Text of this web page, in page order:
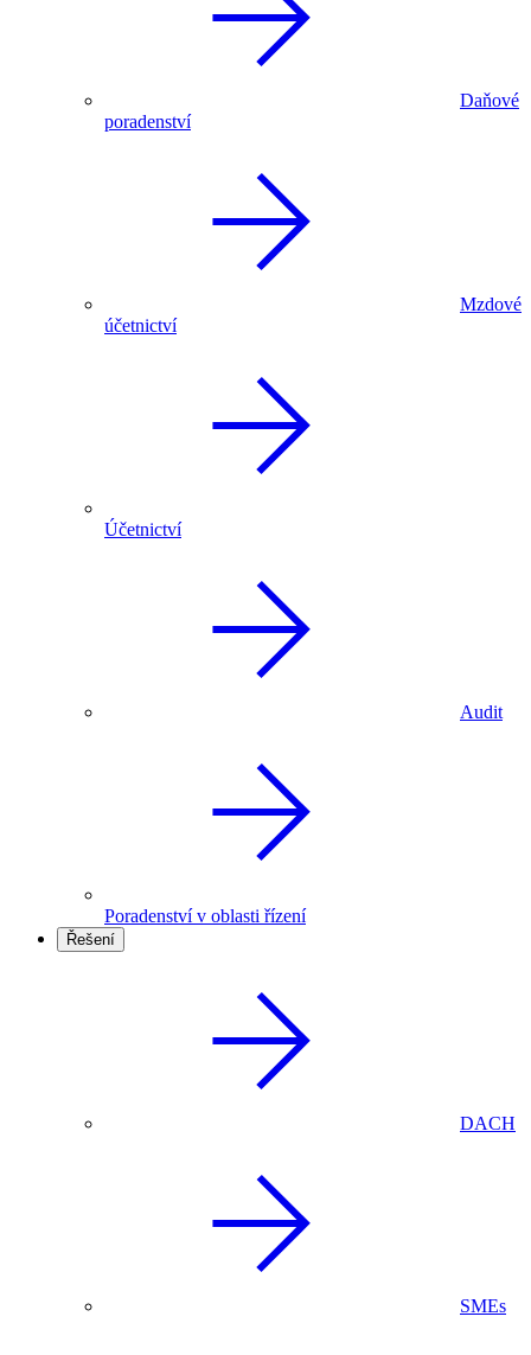
Daňové
poradenství
Mzdové
účetnictví
Účetnictví
Audit
Poradenství v oblasti řízení
Řešení
DACH
SMEs